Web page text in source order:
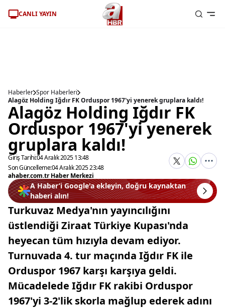
CANLI YAYIN
Haberler Spor Haberleri
Alagöz Holding Iğdır FK Orduspor 1967'yi yenerek gruplara kaldı!
Alagöz Holding Iğdır FK
Orduspor 1967'yi yenerek
gruplara kaldı!
Giriş Tarihi:04 Aralık 2025 13:48
Son Güncelleme:04 Aralık 2025 23:48
ahaber.com.tr Haber Merkezi
A Haber’i Google'a ekleyin, doğru kaynaktan
haberi alın!
Turkuvaz Medya'nın yayıncılığını
üstlendiği Ziraat Türkiye Kupası'nda
heyecan tüm hızıyla devam ediyor.
Turnuvada 4. tur maçında Iğdır FK ile
Orduspor 1967 karşı karşıya geldi.
Mücadelede Iğdır FK rakibi Orduspor
1967'yi 3-2'lik skorla mağlup ederek adını